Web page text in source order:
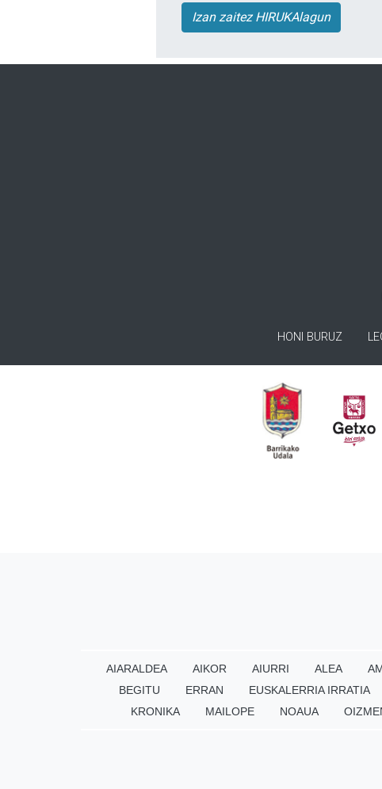
Izan zaitez HIRUKAlagun
HONI BURUZ
AIARALDEA AIKOR AIURRI ALEA
BEGITU
ERRAN EUSKALERRIA IRRATIA
KRONIKA
MAILOPE NOAUA